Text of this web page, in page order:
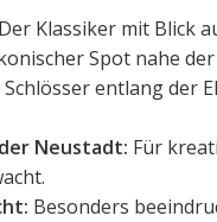
Der Klassiker mit Blick
Spot nahe
Schlösser entlang der
Neustadt: Für
Besonders